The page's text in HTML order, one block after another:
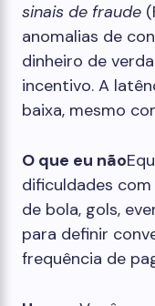
sinais de fraude
anomalias de
dinheiro de
incentivo. A
baixa, mesmo
O que eu não
dificuldades
de bola, gols,
para definir
frequência de